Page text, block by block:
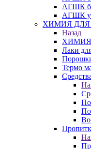
АГШК
АГШК
ХИМИЯ
Назад
Лаки
Термо